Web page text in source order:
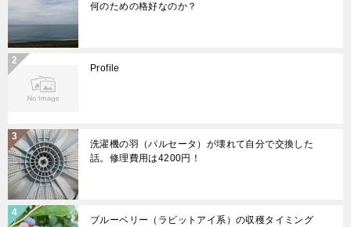
何のための格好なのか？
Profile
洗濯機の羽（パルセータ）が壊れて自分で交換した
話。修理費用は4200円！
ブルーベリー（ラビットアイ系）の収穫タイミング